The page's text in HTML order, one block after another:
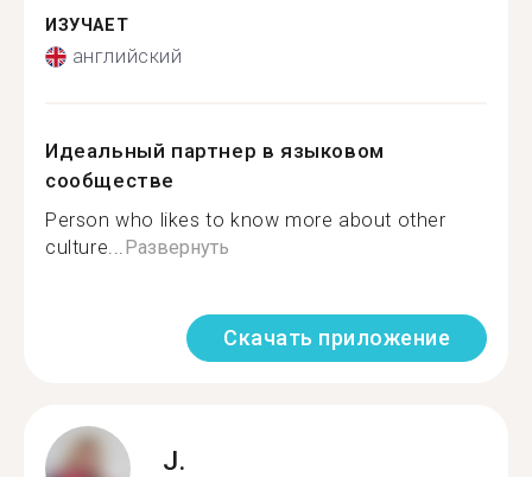
ИЗУЧАЕТ
английский
Идеальный партнер в языковом
сообществе
Person who likes to know more about other
culture...Развернуть
Скачать приложение
J.